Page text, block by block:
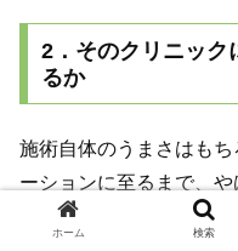
2．そのクリニック
るか
施術自体のうまさはも
ーションに至るまで、
がよりうまくこなすこ
ホーム 検索